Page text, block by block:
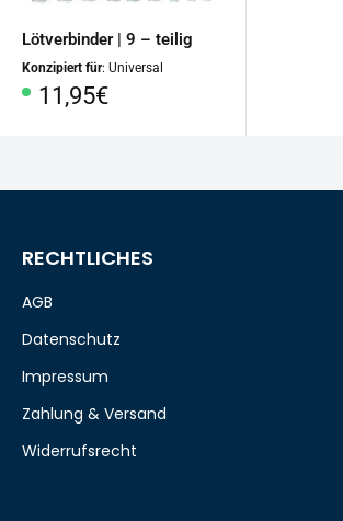
Lötverbinder | 9 – teilig
Konzipiert für: Universal
Sonderpreis
11,95€
RECHTLICHES
AGB
Datenschutz
Impressum
Zahlung & Versand
Widerrufsrecht